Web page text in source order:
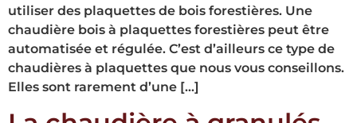
utiliser des plaquettes de bois forestières. Une
chaudière bois à plaquettes forestières peut être
automatisée et régulée. C’est d’ailleurs ce type de
chaudières à plaquettes que nous vous conseillons.
Elles sont rarement d’une […]